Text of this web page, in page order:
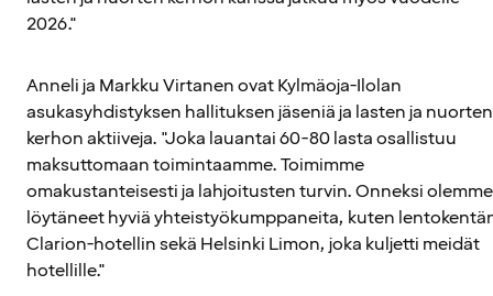
2026."
Anneli ja Markku Virtanen ovat Kylmäoja-Ilolan
asukasyhdistyksen hallituksen jäseniä ja lasten ja nuorten
kerhon aktiiveja. "Joka lauantai 60-80 lasta osallistuu
maksuttomaan toimintaamme. Toimimme
omakustanteisesti ja lahjoitusten turvin. Onneksi olemme
löytäneet hyviä yhteistyökumppaneita, kuten
Clarion-hotellin sekä Helsinki Limon, joka kuljetti meidät
hotellille."